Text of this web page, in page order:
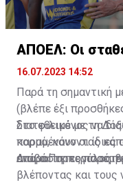
ΑΠΟΕΛ: Οι
16.07.2023 14:52
Παρά τη σημαντική
(βλέπε έξι
διατεθειμένος να
κορμό, κάνοντας
απαραίτητες
Στο φιλικό με τη
παραμένουν οι
ενώ ο Πορτογάλος
βλέποντας και τους
Διαβάστε